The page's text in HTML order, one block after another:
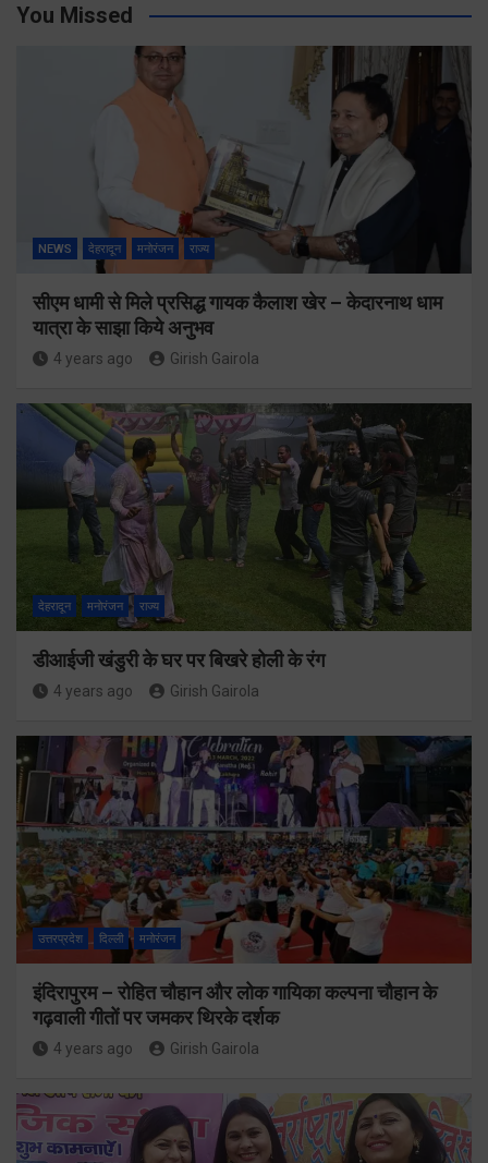
You Missed
NEWS देहरादून मनोरंजन राज्य
सीएम धामी से मिले प्रसिद्ध गायक कैलाश खेर – केदारनाथ धाम
यात्रा के साझा किये अनुभव
4 years ago Girish Gairola
देहरादून मनोरंजन राज्य
डीआईजी खंडुरी के घर पर बिखरे होली के रंग
4 years ago Girish Gairola
उत्तरप्रदेश दिल्ली मनोरंजन
इंदिरापुरम – रोहित चौहान और लोक गायिका कल्पना चौहान के
गढ़वाली गीतों पर जमकर थिरके दर्शक
4 years ago Girish Gairola